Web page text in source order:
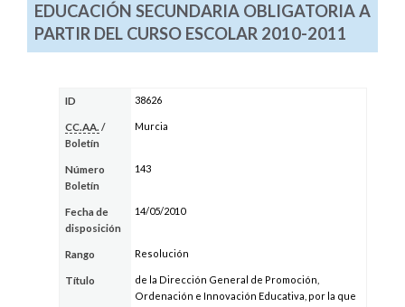
EDUCACIÓN SECUNDARIA OBLIGATORIA A
PARTIR DEL CURSO ESCOLAR 2010-2011
ID 38626
CC.AA. /
Boletín
Murcia
Número
Boletín
143
Fecha de
disposición
14/05/2010
Rango Resolución
Título
de la Dirección General de Promoción,
Ordenación e Innovación Educativa, por la que